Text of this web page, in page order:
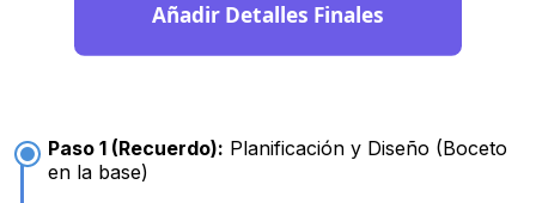
Añadir Detalles Finales
Paso 1 (Recuerdo): Planificación y Diseño (Boceto
en la base)